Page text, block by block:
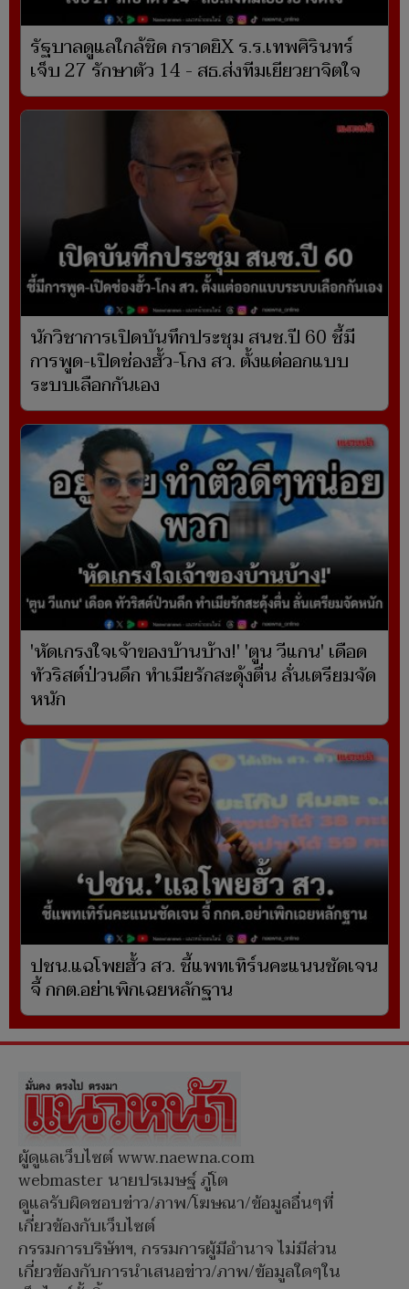
รัฐบาลดูแลใกล้ชิด กราดยิX ร.ร.เทพศิรินทร์
เจ็บ 27 รักษาตัว 14 - สธ.ส่งทีมเยียวยาจิตใจ
นักวิชาการเปิดบันทึกประชุม สนช.ปี 60 ชี้มี
การพูด-เปิดช่องฮั้ว-โกง สว. ตั้งแต่ออกแบบ
ระบบเลือกกันเอง
'หัดเกรงใจเจ้าของบ้านบ้าง!' 'ตูน วีแกน' เดือด
ทัวริสต์ป่วนดึก ทำเมียรักสะดุ้งตื่น ลั่นเตรียมจัด
หนัก
ปชน.แฉโพยฮั้ว สว. ชี้แพทเทิร์นคะแนนชัดเจน
จี้ กกต.อย่าเพิกเฉยหลักฐาน
ผู้ดูแลเว็บไซต์ www.naewna.com
webmaster นายปรเมษฐ์ ภู่โต
ดูแลรับผิดชอบข่าว/ภาพ/โฆษณา/ข้อมูลอื่นๆที่
เกี่ยวข้องกับเว็บไซต์
กรรมการบริษัทฯ, กรรมการผู้มีอำนาจ ไม่มีส่วน
เกี่ยวข้องกับการนำเสนอข่าว/ภาพ/ข้อมูลใดๆใน